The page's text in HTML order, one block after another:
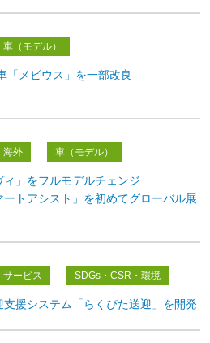
車（モデル）
「メビウス」を一部改良
海外 車（モデル）
」をフルモデルチェンジ
トアシスト」を初めてグローバル展
サービス SDGs・CSR・環境
援システム「らくぴた送迎」を開発